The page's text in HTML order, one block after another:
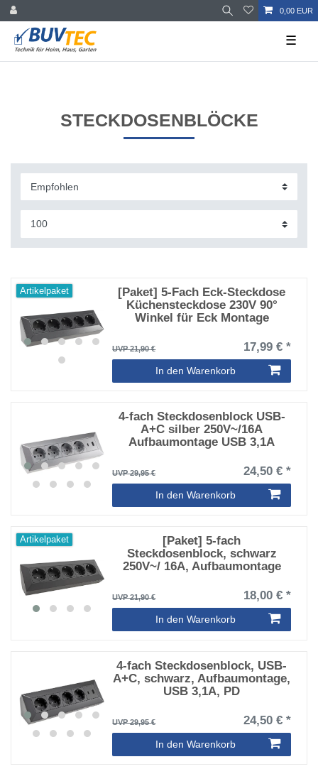
0,00 EUR
☰
STECKDOSENBLÖCKE
Artikelpaket
[Paket] 5-Fach Eck-Steckdose
Küchensteckdose 230V 90°
Winkel für Eck Montage
UVP 21,90 € 17,99 € *
In den Warenkorb
4-fach Steckdosenblock USB-
A+C silber 250V~/16A
Aufbaumontage USB 3,1A
UVP 29,95 € 24,50 € *
In den Warenkorb
Artikelpaket
[Paket] 5-fach
Steckdosenblock, schwarz
250V~/ 16A, Aufbaumontage
UVP 21,90 € 18,00 € *
In den Warenkorb
4-fach Steckdosenblock, USB-
A+C, schwarz, Aufbaumontage,
USB 3,1A, PD
UVP 29,95 € 24,50 € *
In den Warenkorb